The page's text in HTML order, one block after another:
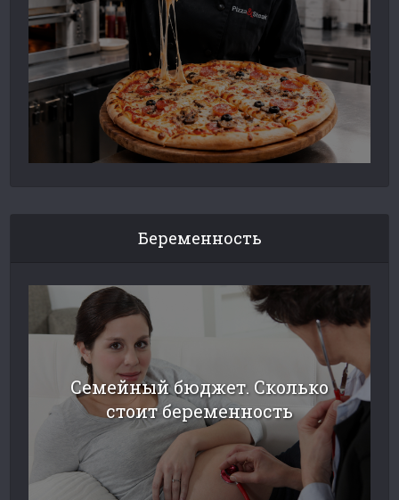
Беременность
Семейный бюджет. Сколько
стоит беременность